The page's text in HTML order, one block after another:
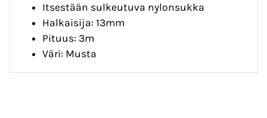
Itsestään sulkeutuva nylonsukka
Halkaisija: 13mm
Pituus: 3m
Väri: Musta